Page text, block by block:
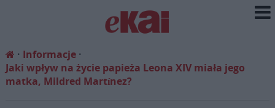
Informacje
Jaki wpływ na życie papieża Leona XIV miała jego
matka, Mildred Martínez?